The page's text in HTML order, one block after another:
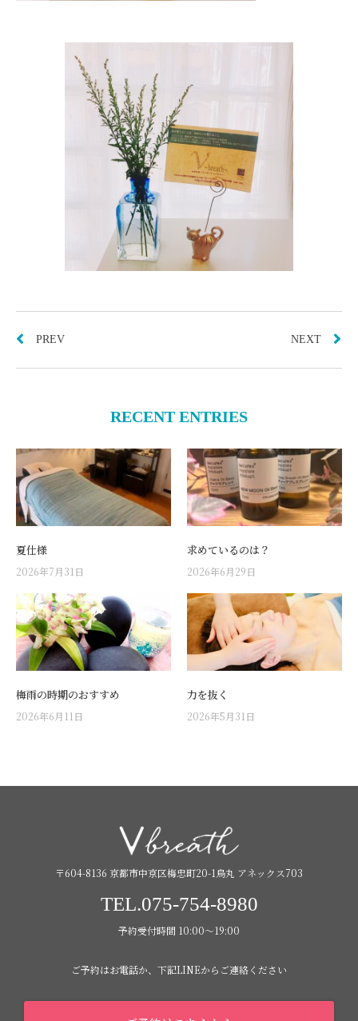
PREV NEXT
RECENT ENTRIES
夏仕様
2026年7月31日
求めているのは？
2026年6月29日
梅雨の時期のおすすめ
2026年6月11日
力を抜く
2026年5月31日
〒604-8136 京都市中京区梅忠町20-1烏丸 アネックス703
TEL.075-754-8980
予約受付時間 10:00〜19:00
ご予約はお電話か、下記LINEからご連絡ください